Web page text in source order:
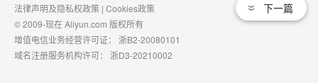
下一篇
法律声明及隐私权政策 | Cookies政策
© 2009-现在 Aliyun.com 版权所有
增值电信业务经营许可证： 浙B2-20080101
域名注册服务机构许可： 浙D3-20210002